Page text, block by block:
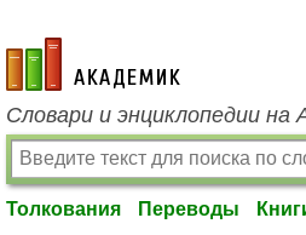
academic.ru
Словари и энциклопедии на
Толкования Переводы